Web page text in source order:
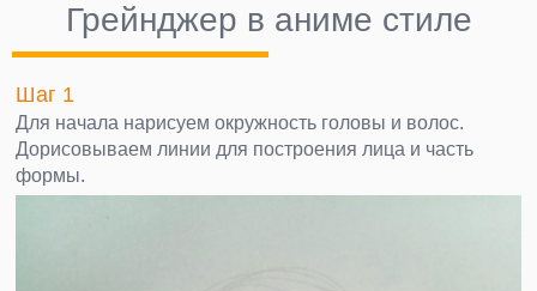
Грейнджер в аниме стиле
Шаг 1
Для начала нарисуем окружность головы и волос.
Дорисовываем линии для построения лица и часть
формы.